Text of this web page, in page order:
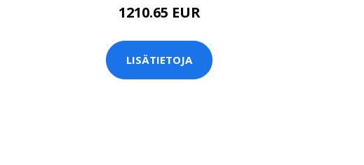
1210.65 EUR
LISÄTIETOJA